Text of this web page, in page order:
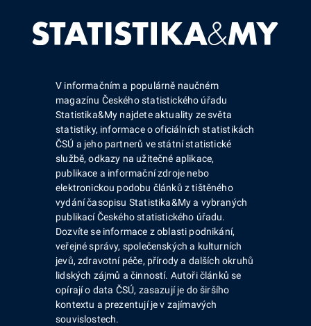
V informačním a populárně naučném
magazínu Českého statistického úřadu
Statistika&My najdete aktuality ze světa
statistiky, informace o oficiálních statistikách
ČSÚ a jeho partnerů ve státní statistické
službě, odkazy na užitečné aplikace,
publikace a informační zdroje nebo
elektronickou podobu článků z tištěného
vydání časopisu Statistika&My a vybraných
publikací Českého statistického úřadu.
Dozvíte se informace z oblasti podnikání,
veřejné správy, společenských a kulturních
jevů, zdravotní péče, přírody a dalších okruhů
lidských zájmů a činností. Autoři článků se
opírají o data ČSÚ, zasazují je do širšího
kontextu a prezentují je v zajímavých
souvislostech.